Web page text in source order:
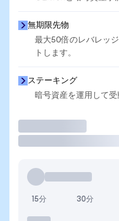
無期限先物
最大50倍のレバレッ
トします。
ステーキング
暗号資産を運用して受
15分 30分